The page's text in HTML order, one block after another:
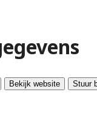
Bekijk website Stuur